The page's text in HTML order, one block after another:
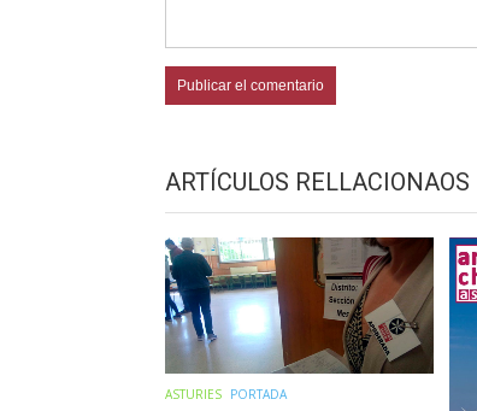
ARTÍCULOS RELLACIONAOS
ASTURIES PORTADA